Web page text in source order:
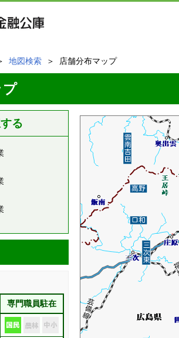
地図検索 ＞ 店舗分布マップ
プ
る
専門職員駐在